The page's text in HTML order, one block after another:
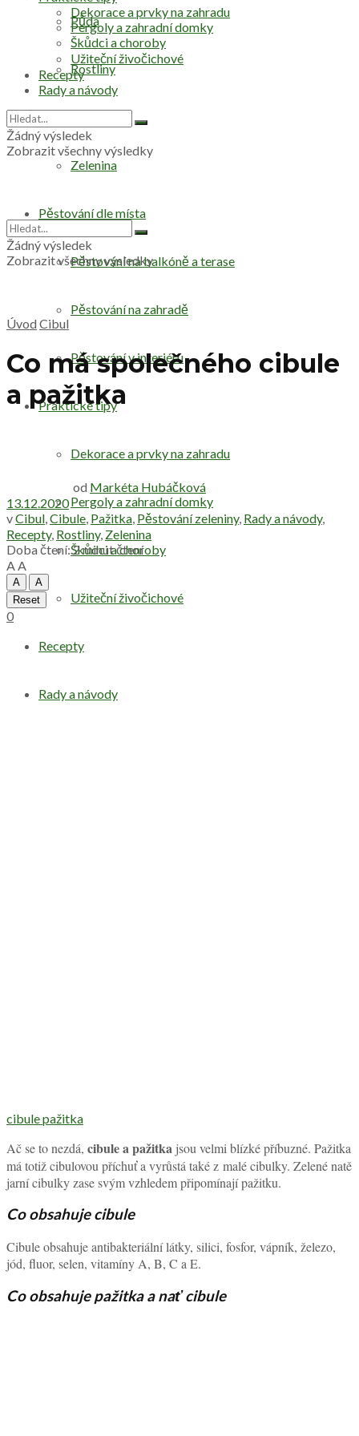
Půda
Rostliny
Zelenina
Pěstování dle místa
Pěstování na balkóně a terase
Pěstování na zahradě
Pěstování v interiéru
Praktické tipy
Dekorace a prvky na zahradu
Pergoly a zahradní domky
Škůdci a choroby
Užiteční živočichové
Recepty
Rady a návody
Dekorace a prvky na zahradu
Pergoly a zahradní domky
Škůdci a choroby
Užiteční živočichové
Recepty
Rady a návody
Žádný výsledek
Zobrazit všechny výsledky
Žádný výsledek
Zobrazit všechny výsledky
Úvod Cibul
Co má společného cibule
a pažitka
od Markéta Hubáčková
13.12.2020
vCibul,Cibule, Pažitka, Pěstování zeleniny, Rady a návody,
Recepty, Rostliny, Zelenina
Doba čtení: 2 minut čtení
AA
A
A
Reset
0
cibule pažitka
Ač se to nezdá, cibule a pažitka jsou velmi blízké příbuzné. Pažitka
má totiž cibulovou příchuť a vyrůstá také z malé cibulky. Zelené natě
jarní cibulky zase svým vzhledem připomínají pažitku.
Co obsahuje cibule
Cibule obsahuje antibakteriální látky, silici, fosfor, vápník, železo,
jód, fluor, selen, vitamíny A, B, C a E.
Co obsahuje pažitka a nať cibule